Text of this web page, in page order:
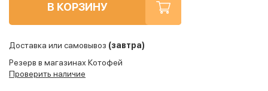
В КОРЗИНУ
Доставка или самовывоз (завтра)
Резерв в магазинах Котофей
Проверить наличие